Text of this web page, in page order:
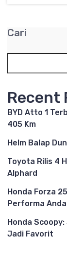
Cari
Recent
BYD Atto 1
405 Km
Helm Balap
Toyota Rilis 4
Alphard
Honda Forza
Performa
Honda
Jadi Favorit